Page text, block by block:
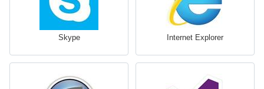
Skype Internet Explorer